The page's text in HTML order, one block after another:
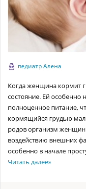
педиатр Алена
Когда женщина кормит
состояние. Ей особенно
полноценное питание,
кормящийся грудью
родов организм
воздействию внешних
особенно в начале
Читать далее»